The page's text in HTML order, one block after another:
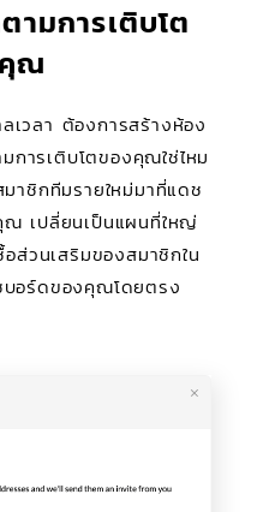
มการเติบโต
ณ
เวลา ต้องการสร้างห้อง
ารเติบโตของคุณใช่ไหม
ชิกทีมรายใหม่มาที่แดช
เปลี่ยนเป็นแผนที่ใหญ่
ส่วนเสริมของสมาชิกใน
บอร์ดของคุณโดยตรง